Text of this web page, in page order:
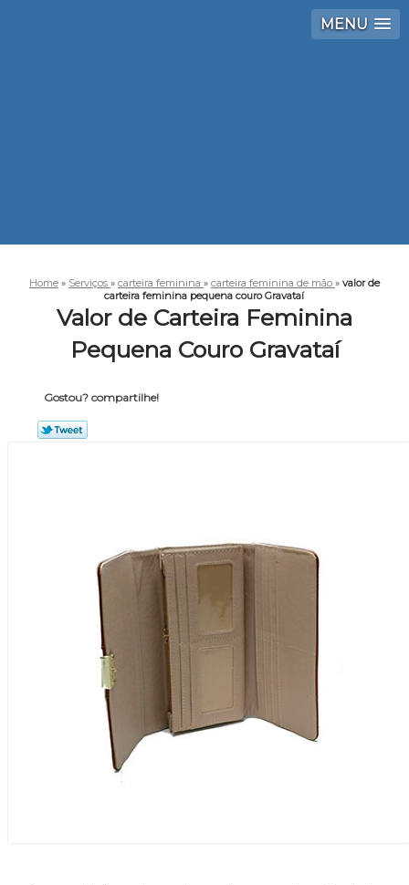
MENU
Home » Serviços » carteira feminina » carteira feminina de mão » valor de
carteira feminina pequena couro Gravataí
Valor de Carteira Feminina
Pequena Couro Gravataí
Gostou? compartilhe!